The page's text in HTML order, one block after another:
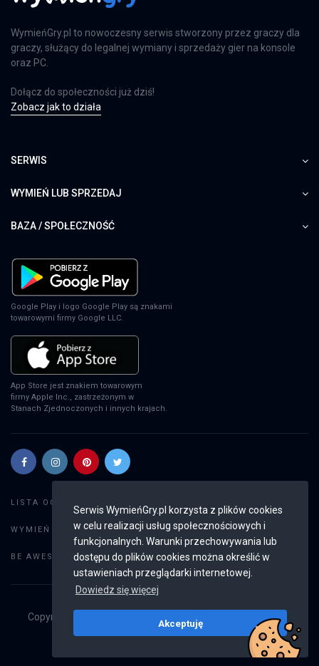
Serwis WymieńGry.pl korzysta z plików cookies
w celu realizacji usług społecznościowych i
funkcjonalnych. Warunki przechowywania lub
dostępu do plików cookies można określić w
ustawieniach przeglądarki internetowej.
Dowiedz się więcej
Akceptuję
WymieńGry.pl to nowoczesny serwis stworzony przez graczy dla
graczy, służący do legalnej wymiany i sprzedaży gier na konsole
oraz PC.
Dołącz do społeczności już dziś!
Zobacz jak to działa
SERWIS
WYMIEŃ LUB SPRZEDAJ
BAZA / SPOŁECZNOŚĆ
Google Play i logo Google Play są znakami
towarowymi firmy Google LLC.
App Store jest znakiem towarowym
firmy Apple Inc., zastrzeżonym w
Stanach Zjednoczonych i innych krajach.
LISTA OGŁOSZEŃ:
WYMIEŃ GRY: Dodaj ogłoszenie
BE AWESOME: Weryfikacja konta
Copyright © 2019 - 2026
Wszystkie prawa
v2.8.4